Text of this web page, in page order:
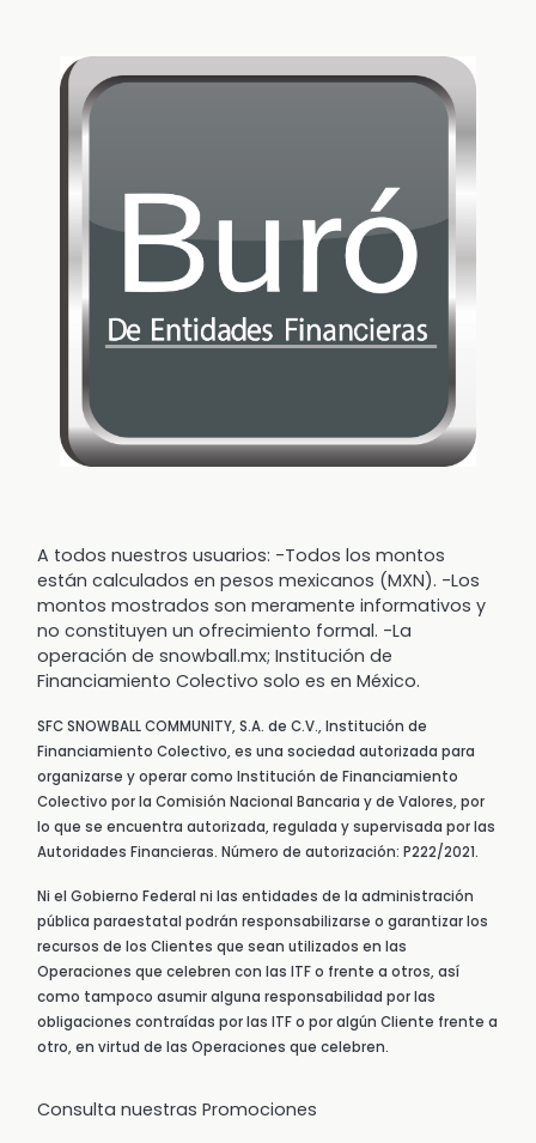
A todos nuestros usuarios: -Todos los montos
están calculados en pesos mexicanos (MXN). -Los
montos mostrados son meramente informativos y
no constituyen un ofrecimiento formal. -La
operación de snowball.mx; Institución de
Financiamiento Colectivo solo es en México.
SFC SNOWBALL COMMUNITY, S.A. de C.V., Institución de
Financiamiento Colectivo, es una sociedad autorizada para
organizarse y operar como Institución de Financiamiento
Colectivo por la Comisión Nacional Bancaria y de Valores, por
lo que se encuentra autorizada, regulada y supervisada por las
Autoridades Financieras. Número de autorización: P222/2021.
Ni el Gobierno Federal ni las entidades de la administración
pública paraestatal podrán responsabilizarse o garantizar los
recursos de los Clientes que sean utilizados en las
Operaciones que celebren con las ITF o frente a otros, así
como tampoco asumir alguna responsabilidad por las
obligaciones contraídas por las ITF o por algún Cliente frente a
otro, en virtud de las Operaciones que celebren.
Consulta nuestras Promociones